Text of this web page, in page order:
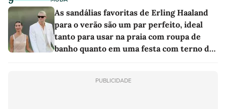
As sandálias favoritas de Erling Haaland
para o verão são um par perfeito, ideal
tanto para usar na praia com roupa de
banho quanto em uma festa com terno de
PUBLICIDADE